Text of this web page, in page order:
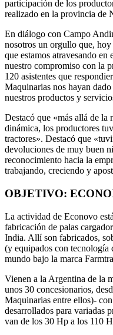
participación de los
realizado en la provincia de
En diálogo con Campo
nosotros un orgullo que,
que estamos atravesando
nuestro compromiso con la
120 asistentes que
Maquinarias nos hayan
nuestros productos y
Destacó que «más allá de la
dinámica, los productores
tractores». Destacó que
devoluciones de muy buen
reconocimiento hacia la
trabajando, creciendo y
OBJETIVO:
La actividad de Econovo
fabricación de palas
India. Allí son fabricados,
(y equipados con tecnología
mundo bajo la marca
Vienen a la Argentina de la
unos 30 concesionarios,
Maquinarias entre ellos)-
desarrollados para variadas
van de los 30 Hp a los 110